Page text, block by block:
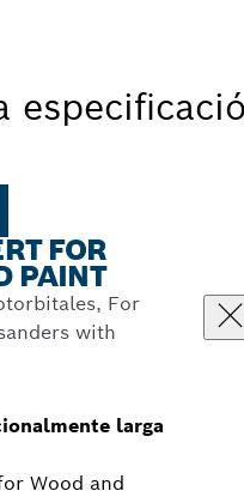
FOR
PAINT
For
with
larga
Wood and